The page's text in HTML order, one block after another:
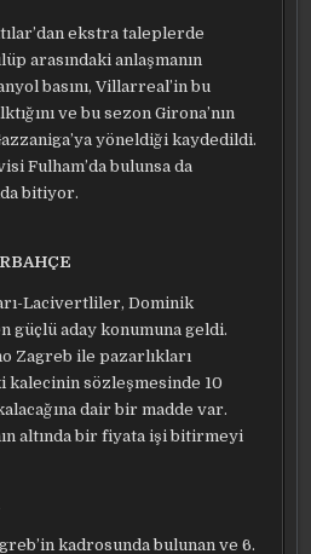
ekstra taleplerde
arasındaki anlaşmanın
basını, Villarreal’in bu
ve bu sezon Girona’nın
yöneldiği kaydedildi.
Fulham’da bulunsa da
bitiyor.
Lacivertliler, Dominik
güçlü aday konumuna geldi.
Zagreb ile pazarlıkları
kalecinin sözleşmesinde 10
dair bir madde var.
altında bir fiyata işi bitirmeyi
kadrosunda bulunan ve 6.